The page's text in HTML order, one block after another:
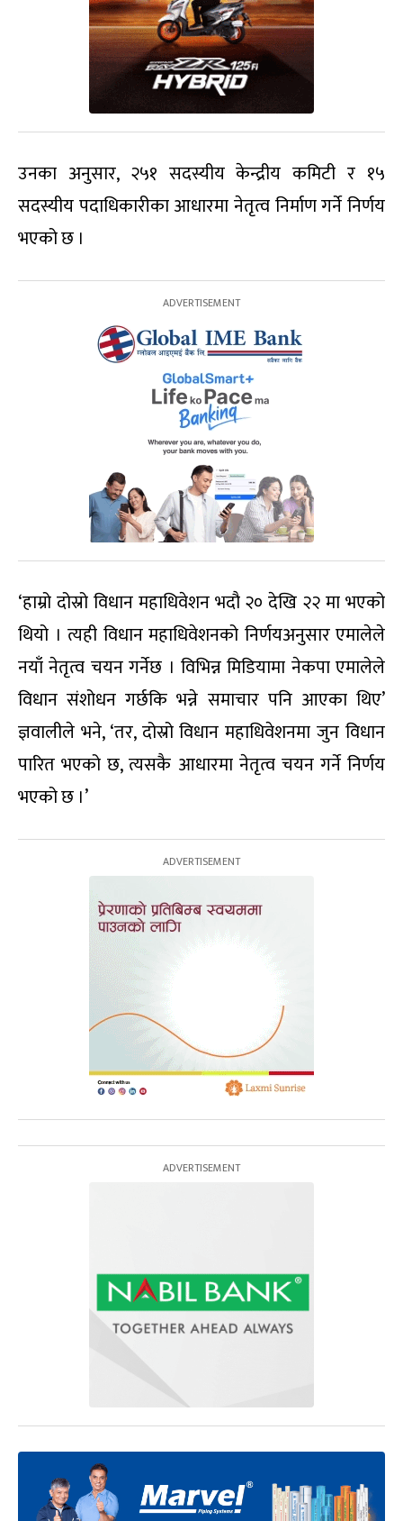
उनका अनुसार, २५१ सदस्यीय केन्द्रीय कमिटी र १५
सदस्यीय पदाधिकारीका आधारमा नेतृत्व निर्माण गर्ने निर्णय
भएको छ ।
‘हाम्रो दोस्रो विधान महाधिवेशन भदौ २० देखि २२ मा भएको
थियो । त्यही विधान महाधिवेशनको निर्णयअनुसार एमालेले
नयाँ नेतृत्व चयन गर्नेछ । विभिन्न मिडियामा नेकपा एमालेले
विधान संशोधन गर्छकि भन्ने समाचार पनि आएका थिए’
ज्ञवालीले भने, ‘तर, दोस्रो विधान महाधिवेशनमा जुन विधान
पारित भएको छ, त्यसकै आधारमा नेतृत्व चयन गर्ने निर्णय
भएको छ ।’